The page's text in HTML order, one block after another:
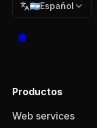
🇦🇷Español
Productos
Web services